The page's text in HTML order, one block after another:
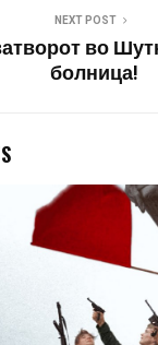
NEXT POST
во
болница!